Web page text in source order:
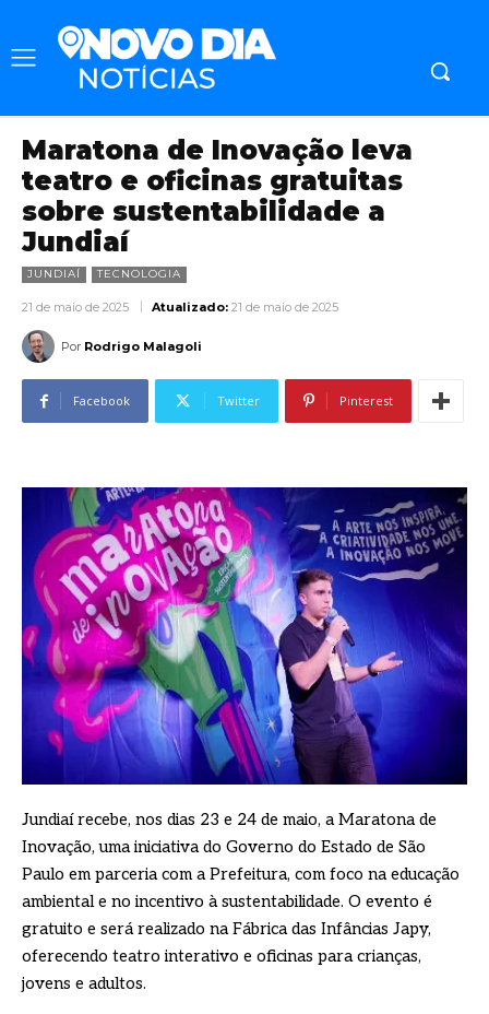
Maratona de Inovação leva
teatro e oficinas gratuitas
sobre sustentabilidade a
Jundiaí
JUNDIAÍ TECNOLOGIA
21 de maio de 2025 Atualizado: 21 de maio de 2025
Por Rodrigo Malagoli
Facebook Twitter Pinterest
Jundiaí recebe, nos dias 23 e 24 de maio, a Maratona de
Inovação, uma iniciativa do Governo do Estado de São
Paulo em parceria com a Prefeitura, com foco na educação
ambiental e no incentivo à sustentabilidade. O evento é
gratuito e será realizado na Fábrica das Infâncias Japy,
oferecendo teatro interativo e oficinas para crianças,
jovens e adultos.